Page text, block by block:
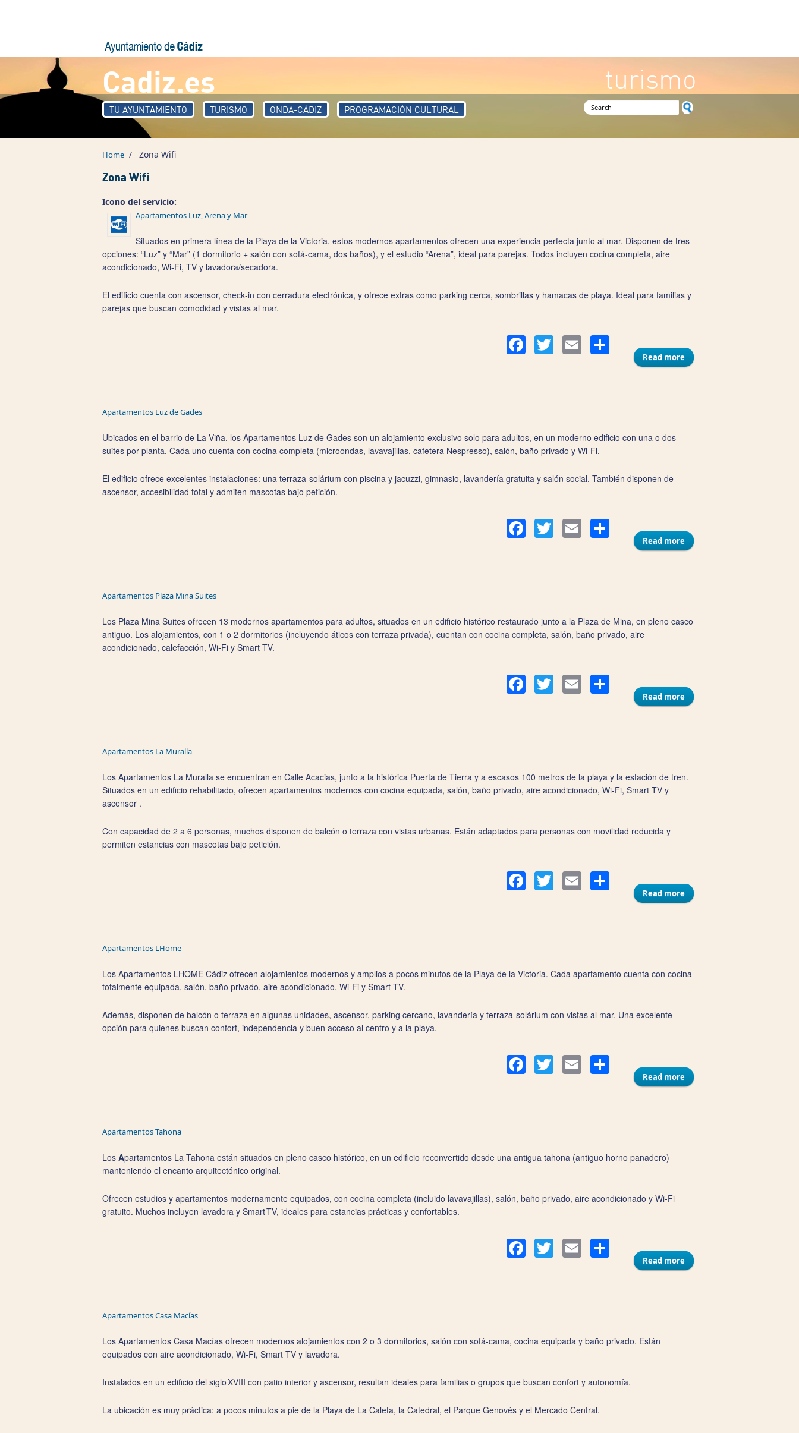
Cadiz.es turismo
TU AYUNTAMIENTO TURISMO ONDA-CÁDIZ PROGRAMACIÓN CULTURAL Search form
Home / Zona Wifi
Zona Wifi
Icono del servicio:
Apartamentos Luz, Arena y Mar
Situados en primera línea de la Playa de la Victoria, estos modernos apartamentos ofrecen una experiencia perfecta junto al mar. Disponen de tres
opciones: “Luz” y “Mar” (1 dormitorio + salón con sofá‑cama, dos baños), y el estudio “Arena”, ideal para parejas. Todos incluyen cocina completa, aire
acondicionado, Wi‑Fi, TV y lavadora/secadora.
El edificio cuenta con ascensor, check‑in con cerradura electrónica, y ofrece extras como parking cerca, sombrillas y hamacas de playa. Ideal para familias y
parejas que buscan comodidad y vistas al mar.
FacebookTwitter Email Compartir
Read more
Apartamentos Luz de Gades
Ubicados en el barrio de La Viña, los Apartamentos Luz de Gades son un alojamiento exclusivo solo para adultos, en un moderno edificio con una o dos
suites por planta. Cada uno cuenta con cocina completa (microondas, lavavajillas, cafetera Nespresso), salón, baño privado y Wi‑Fi.
El edificio ofrece excelentes instalaciones: una terraza-solárium con piscina y jacuzzi, gimnasio, lavandería gratuita y salón social. También disponen de
ascensor, accesibilidad total y admiten mascotas bajo petición.
FacebookTwitter Email Compartir
Read more
about Apartamentos Luz de
Apartamentos Plaza Mina Suites
Los Plaza Mina Suites ofrecen 13 modernos apartamentos para adultos, situados en un edificio histórico restaurado junto a la Plaza de Mina, en pleno casco
antiguo. Los alojamientos, con 1 o 2 dormitorios (incluyendo áticos con terraza privada), cuentan con cocina completa, salón, baño privado, aire
acondicionado, calefacción, Wi‑Fi y Smart TV.
FacebookTwitter Email Compartir
Read more
Apartamentos La Muralla
Los Apartamentos La Muralla se encuentran en Calle Acacias, junto a la histórica Puerta de Tierra y a escasos 100 metros de la playa y la estación de tren.
Situados en un edificio rehabilitado, ofrecen apartamentos modernos con cocina equipada, salón, baño privado, aire acondicionado, Wi‑Fi, Smart TV y
ascensor .
Con capacidad de 2 a 6 personas, muchos disponen de balcón o terraza con vistas urbanas. Están adaptados para personas con movilidad reducida y
permiten estancias con mascotas bajo petición.
FacebookTwitter Email Compartir
Read more
Apartamentos LHome
Los Apartamentos LHOME Cádiz ofrecen alojamientos modernos y amplios a pocos minutos de la Playa de la Victoria. Cada apartamento cuenta con cocina
totalmente equipada, salón, baño privado, aire acondicionado, Wi‑Fi y Smart TV.
Además, disponen de balcón o terraza en algunas unidades, ascensor, parking cercano, lavandería y terraza-solárium con vistas al mar. Una excelente
opción para quienes buscan confort, independencia y buen acceso al centro y a la playa.
FacebookTwitter Email Compartir
Read more about Apartamentos LHome
Apartamentos Tahona
Los Apartamentos La Tahona están situados en pleno casco histórico, en un edificio reconvertido desde una antigua tahona (antiguo horno panadero)
manteniendo el encanto arquitectónico original.
Ofrecen estudios y apartamentos modernamente equipados, con cocina completa (incluido lavavajillas), salón, baño privado, aire acondicionado y Wi‑Fi
gratuito. Muchos incluyen lavadora y Smart TV, ideales para estancias prácticas y confortables.
FacebookTwitter Email Compartir
Read more about Apartamentos Tahona
Apartamentos Casa Macías
Los Apartamentos Casa Macías ofrecen modernos alojamientos con 2 o 3 dormitorios, salón con sofá‑cama, cocina equipada y baño privado. Están
equipados con aire acondicionado, Wi‑Fi, Smart TV y lavadora.
Instalados en un edificio del siglo XVIII con patio interior y ascensor, resultan ideales para familias o grupos que buscan confort y autonomía.
La ubicación es muy práctica: a pocos minutos a pie de la Playa de La Caleta, la Catedral, el Parque Genovés y el Mercado Central.